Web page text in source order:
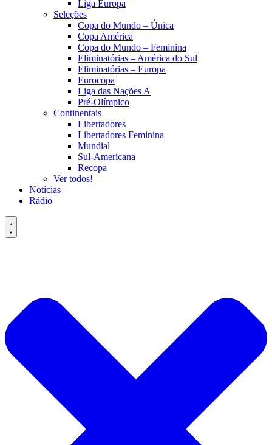
Liga Europa
Seleções
Copa do Mundo – Única
Copa América
Copa do Mundo – Feminina
Eliminatórias – América do Sul
Eliminatórias – Europa
Eurocopa
Liga das Nações A
Pré-Olímpico
Continentais
Libertadores
Libertadores Feminina
Mundial
Sul-Americana
Recopa
Ver todos!
Notícias
Rádio